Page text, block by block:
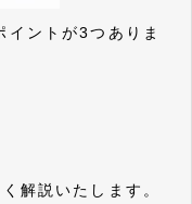
イントが3つありま
解説いたします。